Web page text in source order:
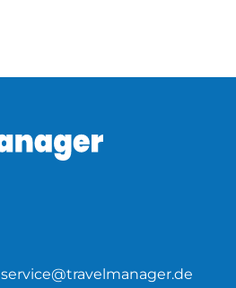
service@travelmanager.de